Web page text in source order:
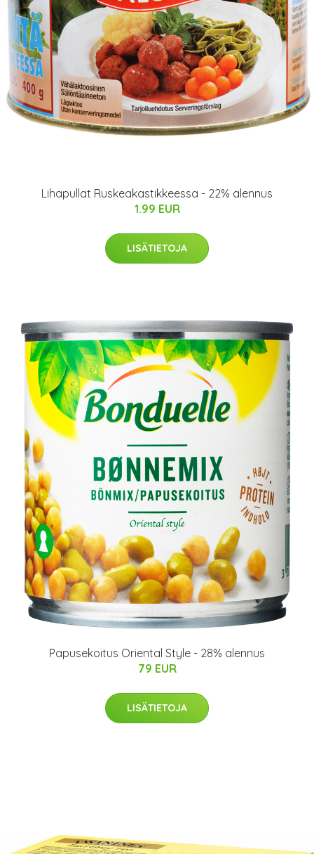
Lihapullat Ruskeakastikkeessa - 22% alennus
1.99 EUR
LISÄTIETOJA
Papusekoitus Oriental Style - 28% alennus
79 EUR
LISÄTIETOJA